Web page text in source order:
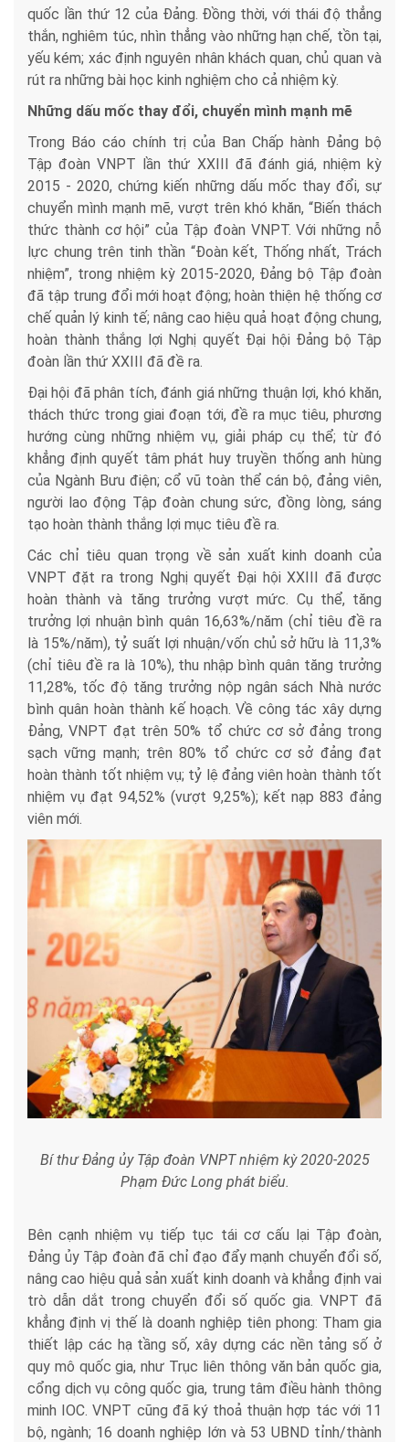
quốc lần thứ 12 của Đảng. Đồng thời, với thái độ thẳng
thắn, nghiêm túc, nhìn thẳng vào những hạn chế, tồn tại,
yếu kém; xác định nguyên nhân khách quan, chủ quan và
rút ra những bài học kinh nghiệm cho cả nhiệm kỳ.
Những dấu mốc thay đổi, chuyển mình mạnh mẽ
Trong Báo cáo chính trị của Ban Chấp hành Đảng bộ
Tập đoàn VNPT lần thứ XXIII đã đánh giá, nhiệm kỳ
2015 - 2020, chứng kiến những dấu mốc thay đổi, sự
chuyển mình mạnh mẽ, vượt trên khó khăn, “Biến thách
thức thành cơ hội” của Tập đoàn VNPT. Với những nỗ
lực chung trên tinh thần “Đoàn kết, Thống nhất, Trách
nhiệm”, trong nhiệm kỳ 2015-2020, Đảng bộ Tập đoàn
đã tập trung đổi mới hoạt động; hoàn thiện hệ thống cơ
chế quản lý kinh tế; nâng cao hiệu quả hoạt động chung,
hoàn thành thắng lợi Nghị quyết Đại hội Đảng bộ Tập
đoàn lần thứ XXIII đã đề ra.
Đại hội đã phân tích, đánh giá những thuận lợi, khó khăn,
thách thức trong giai đoạn tới, đề ra mục tiêu, phương
hướng cùng những nhiệm vụ, giải pháp cụ thể; từ đó
khẳng định quyết tâm phát huy truyền thống anh hùng
của Ngành Bưu điện; cổ vũ toàn thể cán bộ, đảng viên,
người lao động Tập đoàn chung sức, đồng lòng, sáng
tạo hoàn thành thắng lợi mục tiêu đề ra.
Các chỉ tiêu quan trọng về sản xuất kinh doanh của
VNPT đặt ra trong Nghị quyết Đại hội XXIII đã được
hoàn thành và tăng trưởng vượt mức. Cụ thể, tăng
trưởng lợi nhuận bình quân 16,63%/năm (chỉ tiêu đề ra
là 15%/năm), tỷ suất lợi nhuận/vốn chủ sở hữu là 11,3%
(chỉ tiêu đề ra là 10%), thu nhập bình quân tăng trưởng
11,28%, tốc độ tăng trưởng nộp ngân sách Nhà nước
bình quân hoàn thành kế hoạch. Về công tác xây dựng
Đảng, VNPT đạt trên 50% tổ chức cơ sở đảng trong
sạch vững mạnh; trên 80% tổ chức cơ sở đảng đạt
hoàn thành tốt nhiệm vụ; tỷ lệ đảng viên hoàn thành tốt
nhiệm vụ đạt 94,52% (vượt 9,25%); kết nạp 883 đảng
viên mới.
Bí thư Đảng ủy Tập đoàn VNPT nhiệm kỳ 2020-2025
Phạm Đức Long phát biểu.
Bên cạnh nhiệm vụ tiếp tục tái cơ cấu lại Tập đoàn,
Đảng ủy Tập đoàn đã chỉ đạo đẩy mạnh chuyển đổi số,
nâng cao hiệu quả sản xuất kinh doanh và khẳng định vai
trò dẫn dắt trong chuyển đổi số quốc gia. VNPT đã
khẳng định vị thế là doanh nghiệp tiên phong: Tham gia
thiết lập các hạ tầng số, xây dựng các nền tảng số ở
quy mô quốc gia, như Trục liên thông văn bản quốc gia,
cổng dịch vụ công quốc gia, trung tâm điều hành thông
minh IOC. VNPT cũng đã ký thoả thuận hợp tác với 11
bộ, ngành; 16 doanh nghiệp lớn và 53 UBND tỉnh/thành